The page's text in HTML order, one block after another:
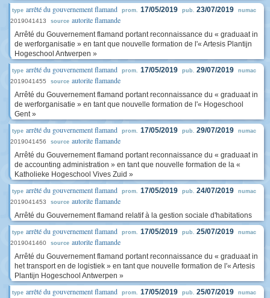
type arrêté du gouvernement flamand prom. 17/05/2019 pub. 23/07/2019 numac
2019041413 source autorite flamande
Arrêté du Gouvernement flamand portant reconnaissance du « graduaat in
de werforganisatie » en tant que nouvelle formation de l'« Artesis Plantijn
Hogeschool Antwerpen »
type arrêté du gouvernement flamand prom. 17/05/2019 pub. 29/07/2019 numac
2019041455 source autorite flamande
Arrêté du Gouvernement flamand portant reconnaissance du « graduaat in
de werforganisatie » en tant que nouvelle formation de l'« Hogeschool
Gent »
type arrêté du gouvernement flamand prom. 17/05/2019 pub. 29/07/2019 numac
2019041456 source autorite flamande
Arrêté du Gouvernement flamand portant reconnaissance du « graduaat in
de accounting administration » en tant que nouvelle formation de la «
Katholieke Hogeschool Vives Zuid »
type arrêté du gouvernement flamand prom. 17/05/2019 pub. 24/07/2019 numac
2019041453 source autorite flamande
Arrêté du Gouvernement flamand relatif à la gestion sociale d'habitations
type arrêté du gouvernement flamand prom. 17/05/2019 pub. 25/07/2019 numac
2019041460 source autorite flamande
Arrêté du Gouvernement flamand portant reconnaissance du « graduaat in
het transport en de logistiek » en tant que nouvelle formation de l'« Artesis
Plantijn Hogeschool Antwerpen »
type arrêté du gouvernement flamand prom. 17/05/2019 pub. 25/07/2019 numac